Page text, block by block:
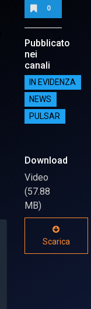
0
Pubblicato
nei
canali
IN EVIDENZA
NEWS
PULSAR
Download
Video
(57.88
MB)
Scarica